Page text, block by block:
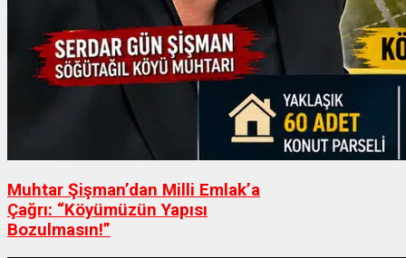
Muhtar Şişman’dan Milli Emlak’a
Çağrı: “Köyümüzün Yapısı
Bozulmasın!”